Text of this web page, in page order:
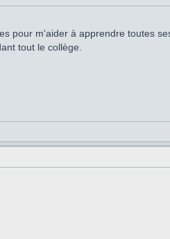
pour m'aider à apprendre toutes
tout le collège.